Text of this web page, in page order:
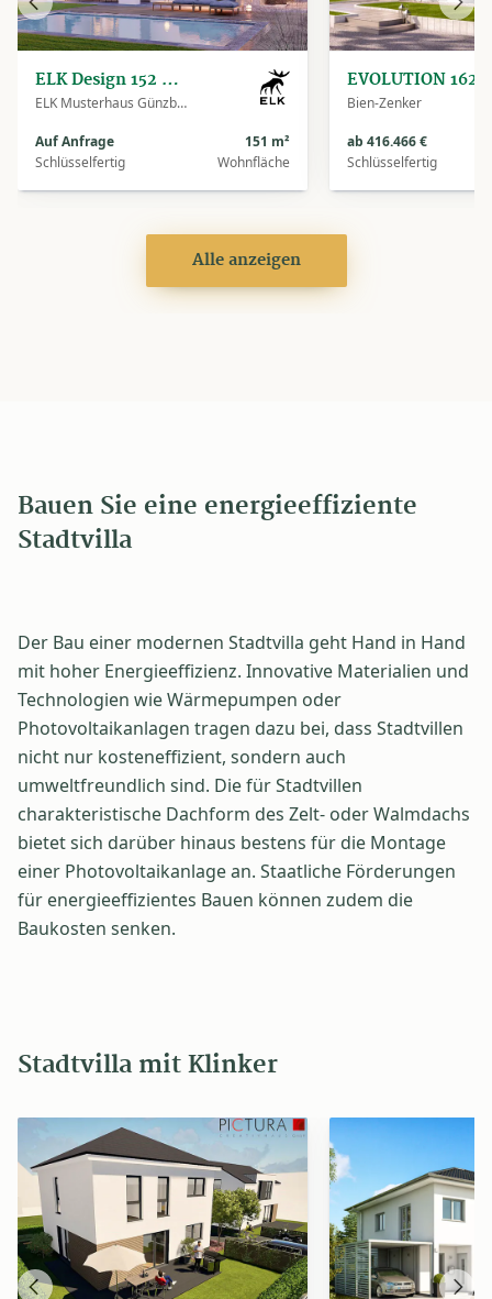
ELK Design 152 - Walmdach
ELK Musterhaus Günzburg
Auf Anfrage
Schlüsselfertig
151 m²
Wohnfläche
Bien-Zenker
ab 416.466 €
Schlüsselfertig
Vorheriges
Haus
Haus
Alle anzeigen
Bauen Sie eine energieeffiziente
Stadtvilla
Der Bau einer modernen Stadtvilla geht Hand in Hand
mit hoher Energieeffizienz. Innovative Materialien und
Technologien wie Wärmepumpen oder
Photovoltaikanlagen tragen dazu bei, dass Stadtvillen
nicht nur kosteneffizient, sondern auch
umweltfreundlich sind. Die für Stadtvillen
charakteristische Dachform des Zelt- oder Walmdachs
bietet sich darüber hinaus bestens für die Montage
einer Photovoltaikanlage an. Staatliche Förderungen
für energieeffizientes Bauen können zudem die
Baukosten senken.
Stadtvilla mit Klinker